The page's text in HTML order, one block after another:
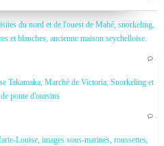
du nord et de l'ouest de Mahé, snorkeling,
et blanches, ancienne maison seychelloise.
…
Takamaka, Marché de Victoria, Snorkeling et
ponte d'oursins
…
Louise, images sous-marines, roussettes,